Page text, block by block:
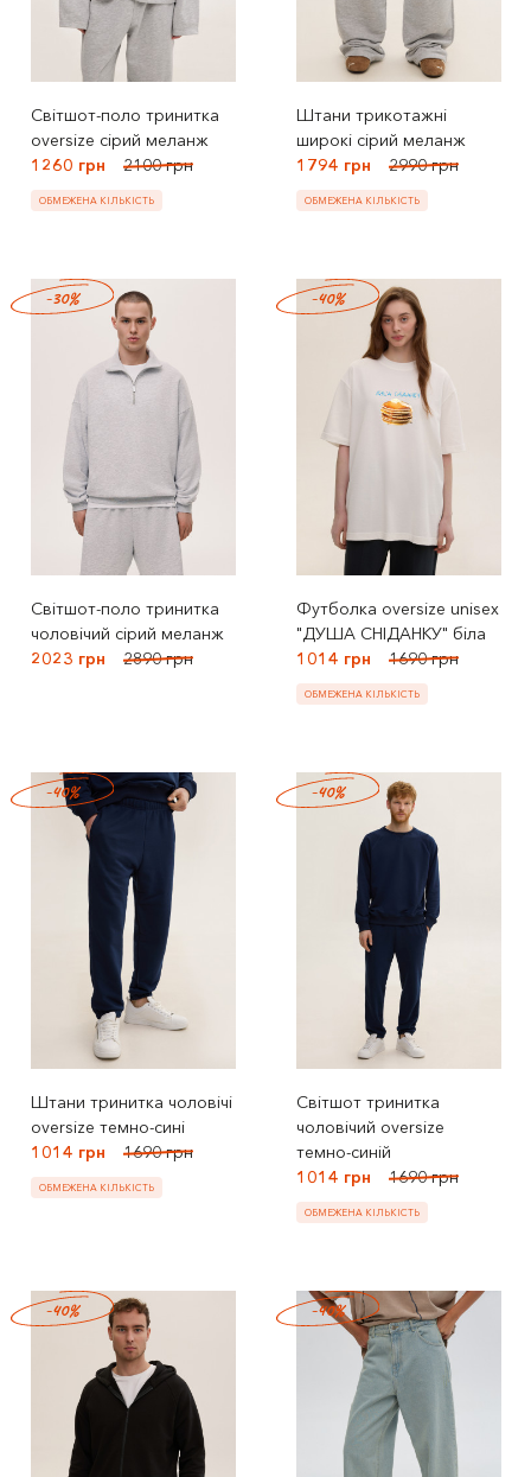
Світшот-поло тринитка
oversize сірий меланж
1260 грн
2100 грн
ОБМЕЖЕНА КІЛЬКІСТЬ
Штани трикотажні
широкі сірий меланж
1794 грн
2990 грн
ОБМЕЖЕНА КІЛЬКІСТЬ
Світшот-поло тринитка
чоловічий сірий меланж
2023 грн
2890 грн
-30%
Футболка oversize unisex
"ДУША СНІДАНКУ" біла
1014 грн
1690 грн
ОБМЕЖЕНА КІЛЬКІСТЬ
-40%
Штани тринитка чоловічі
oversize темно-сині
1014 грн
1690 грн
ОБМЕЖЕНА КІЛЬКІСТЬ
-40%
Світшот тринитка
чоловічий oversize
темно-синій
1014 грн
1690 грн
ОБМЕЖЕНА КІЛЬКІСТЬ
-40%
-40% -40%